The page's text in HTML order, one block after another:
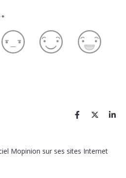
*
Mopinion sur ses sites Internet